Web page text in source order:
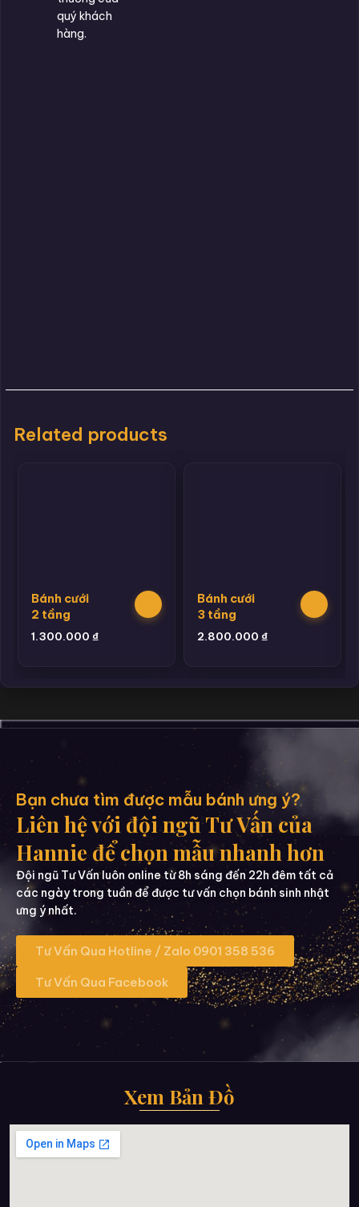
quý khách
hàng.
Related products
Bánh cưới
2 tầng
1.300.000 ₫
Bánh cưới
3 tầng
2.800.000 ₫
Bạn chưa tìm được mẫu bánh ưng ý?
Liên hệ với đội ngũ Tư Vấn của
Hannie để chọn mẫu nhanh hơn
Đội ngũ Tư Vấn luôn online từ 8h sáng đến 22h đêm tất cả
các ngày trong tuần để được tư vấn chọn bánh sinh nhật
ưng ý nhất.
Tư Vấn Qua Hotline / Zalo 0901 358 536
Tư Vấn Qua Facebook
Xem Bản Đồ